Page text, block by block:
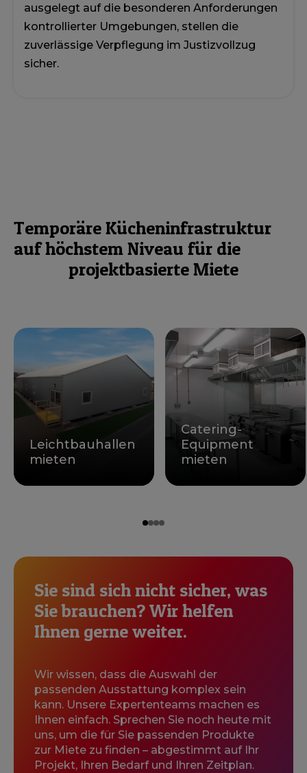
ausgelegt auf die besonderen Anforderungen
kontrollierter Umgebungen, stellen die
zuverlässige Verpflegung im Justizvollzug
sicher.
Temporäre Kücheninfrastruktur
auf höchstem Niveau für die
projektbasierte Miete
Leichtbauhallen
mieten
Catering-
Equipment
mieten
Sie sind sich nicht sicher, was
Sie brauchen? Wir helfen
Ihnen gerne weiter.
Wir wissen, dass die Auswahl der
passenden Ausstattung komplex sein
kann. Unsere Expertenteams machen es
Ihnen einfach. Sprechen Sie noch heute mit
uns, um die für Sie passenden Produkte
zur Miete zu finden – abgestimmt auf Ihr
Projekt, Ihren Bedarf und Ihren Zeitplan.